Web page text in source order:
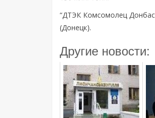
“ДТЭК Комсомолец
(Донецк).
Другие новости: